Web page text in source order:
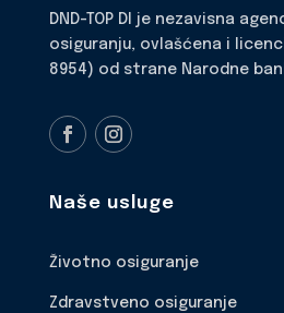
DND-TOP DI je nezavisna
osiguranju, ovlašćena i
8954) od strane Narodne
Naše usluge
Životno osiguranje
Zdravstveno osiguranje